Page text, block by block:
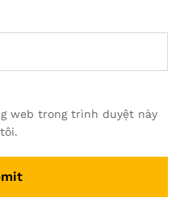
web trong trình duyệt này